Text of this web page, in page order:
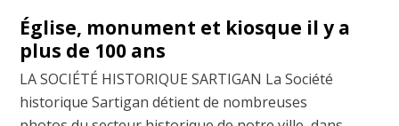
Église, monument et kiosque il y a
plus de 100 ans
LA SOCIÉTÉ HISTORIQUE SARTIGAN La Société
historique Sartigan détient de nombreuses